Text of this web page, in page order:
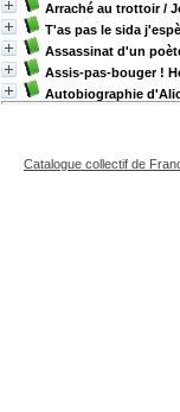
Arraché au trottoir/
T'as pas le sida
Assassinat d'un
Assis-pas-bouger !
Autobiographie
Catalogue collectif de